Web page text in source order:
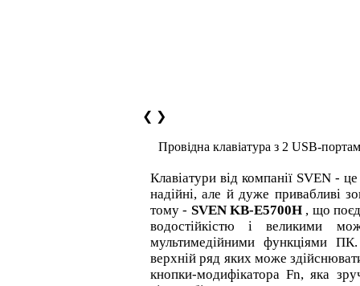
❮ ❯
Провідна клавіатура з 2 USB-
Клавіатури від компанії SVEN -
надійні, але й дуже привабливі
тому - SVEN KB-E5700H , що
водостійкістю і великими
мультимедійними функціями
верхній ряд яких може
кнопки-модифікатора Fn, яка